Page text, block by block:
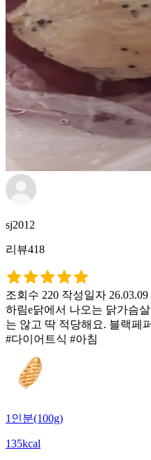
sj2012
리뷰418
조회수 220 작성일자 26.03.09
하림e닭에서 나오는 닭가슴
는 않고 딱 적당해요. 블랙페
#다이어트식 #아침
1인분(100g)
135kcal